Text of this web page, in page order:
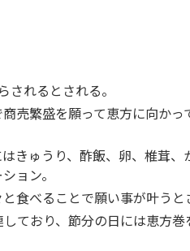
れるとされる。
売繁盛を願って恵方に向かっ
きゅうり、酢飯、卵、椎茸、
ョン。
食べることで願い事が叶うと
ており、節分の日には恵方巻